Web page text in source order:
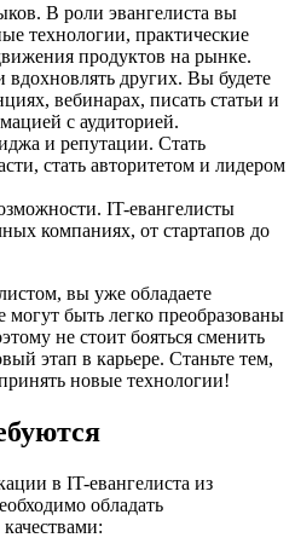
В роли эвангелиста вы
технологии, практические
продуктов на рынке.
вдохновлять других. Вы будете
вебинарах, писать статьи и
с аудиторией.
и репутации. Стать
стать авторитетом и лидером
IT-евангелисты
компаниях, от стартапов до
вы уже обладаете
быть легко преобразованы
не стоит бояться сменить
этап в карьере. Станьте тем,
новые технологии!
в IT-евангелиста из
обладать